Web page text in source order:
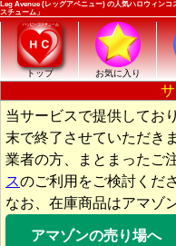
Leg Avenue (レッグアベニュー) の人気ハロウィン
スチューム」
トップ お気に入り
当サービスで提供してお
末で終了させていただき
業者の方、まとまったご
スのご利用をご検討くださ
なお、在庫商品はアマゾ
アマゾンの売り場へ